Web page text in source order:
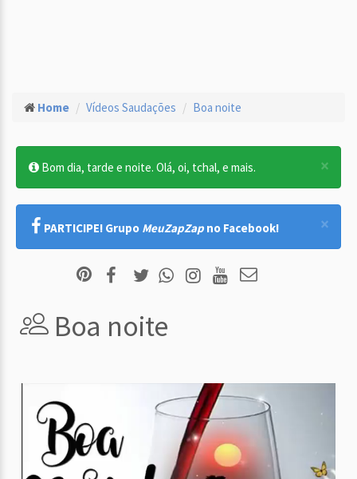
Home Vídeos Saudações Boa noite
×
Bom dia, tarde e noite. Olá, oi, tchal, e mais.
×
PARTICIPE! Grupo MeuZapZap no Facebook!
Boa noite